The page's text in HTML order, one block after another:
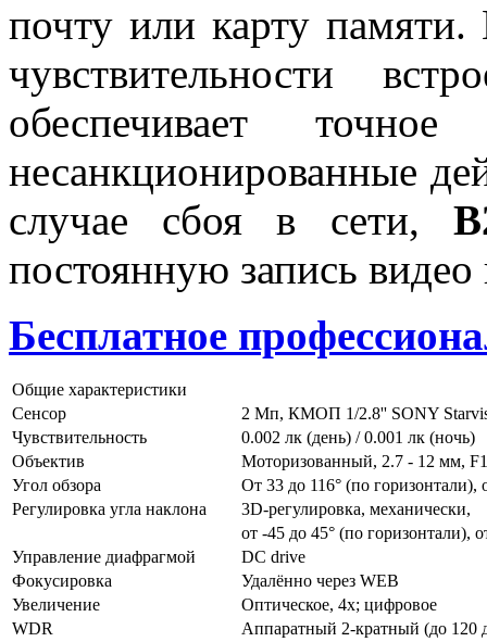
почту или карту памяти.
чувствительности
обеспечивает
несанкционированные
случае сбоя в сети,
постоянную запись
Бесплатное
Общие характеристики
Сенсор
2 Мп, КМОП 1/2.8'' SONY
Чувствительность
0.002 лк (день) / 0.001 лк (ночь)
Объектив
Моторизованный, 2.7 - 12 мм,
Угол обзора
От 33 до 116° (по горизонтали),
Регулировка угла наклона
3D-регулировка, механически,
от -45 до 45° (по горизонтали),
Управление диафрагмой
DC drive
Фокусировка
Удалённо через WEB
Увеличение
Оптическое, 4х; цифровое
WDR
Аппаратный 2-кратный (до 120